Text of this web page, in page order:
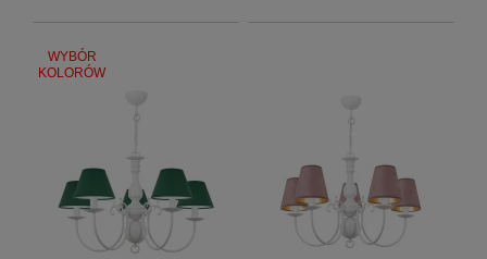
WYBÓR
KOLORÓW